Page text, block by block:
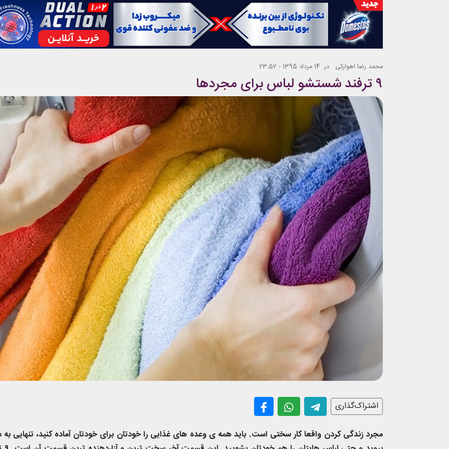
محمد رضا اهوارکی در 14 مرداد 1395 - 23:52
۹ ترفند شستشو لباس برای مجردها
اشتراک‌گذاری
مجرد زندگی کردن واقعا کار سختی است. باید همه ی وعده های غذایی را خودتان برای خودتان آماده کنید، تنهایی به